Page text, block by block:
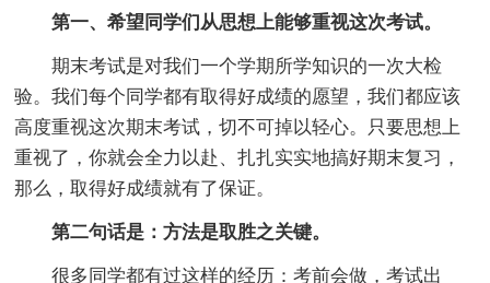
第一、希望同学们从思想上能够重视这次考试。
期末考试是对我们一个学期所学知识的一次大检
验。我们每个同学都有取得好成绩的愿望，我们都应该
高度重视这次期末考试，切不可掉以轻心。只要思想上
重视了，你就会全力以赴、扎扎实实地搞好期末复习，
那么，取得好成绩就有了保证。
第二句话是：方法是取胜之关键。
很多同学都有过这样的经历：考前会做，考试出